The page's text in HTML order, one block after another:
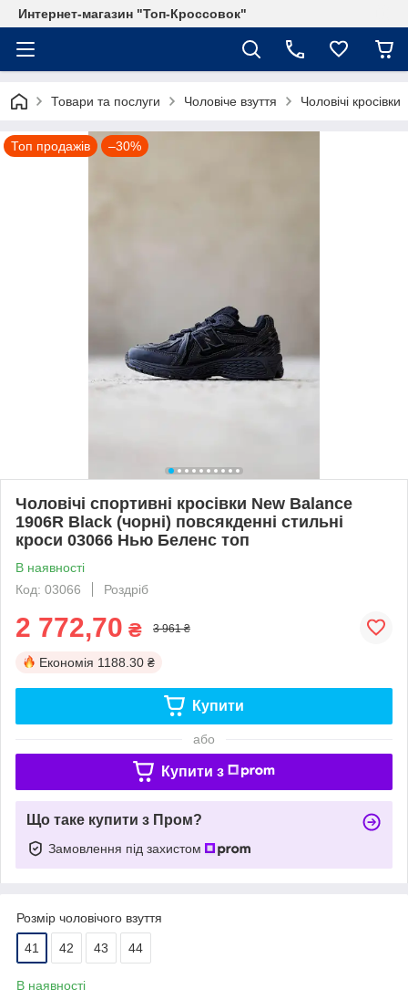
Интернет-магазин "Топ-Кроссовок"
Товари та послуги Чоловіче взуття Чоловічі кросівки
Топ продажів –30%
Чоловічі спортивні кросівки New Balance
1906R Black (чорні) повсякденні стильні
кроси 03066 Нью Беленс топ
В наявності
Код: 03066
Роздріб
2 772,70 ₴ 3 961 ₴
Економія 1188.30 ₴
Купити
або
Купити з
Що таке купити з Пром?
Замовлення під захистом
Розмір чоловічого взуття
41 42 43 44
В наявності